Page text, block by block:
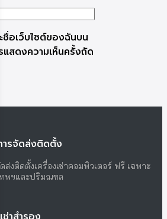
อเว็บไซต์ของฉันบน
แสดงความเห็นครั้งถัด
ารจัดส่งติดตั้ง
ส่งติดตั้งเครื่องเช่าคอมพิวเตอร์ ฟรี เฉพาะ
ทพฯและปริมณฑล